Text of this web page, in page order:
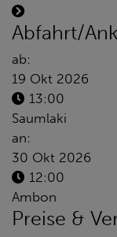
Abfahrt/
ab:
19 Okt 2026
13:00
Saumlaki
an:
30 Okt 2026
12:00
Ambon
Preise &